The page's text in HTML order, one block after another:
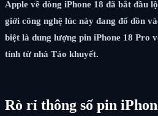
Apple về dòng iPhone 18 đã bắt đầu
giới công nghệ lúc này đang đổ dồn
biệt là dung lượng pin iPhone 18 Pro
tính từ nhà Táo khuyết.
Rò rỉ thông số pin